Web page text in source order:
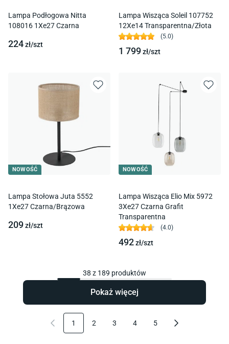
Lampa Podłogowa Nitta
108016 1Xe27 Czarna
224zł/szt
Lampa Wisząca Soleil 107752
12Xe14 Transparentna/Złota
(5.0)
1 799zł/szt
NOWOŚĆ
Lampa Stołowa Juta 5552
1Xe27 Czarna/Brązowa
209zł/szt
NOWOŚĆ
Lampa Wisząca Elio Mix 5972
3Xe27 Czarna Grafit
Transparentna
(4.0)
492zł/szt
38 z 189 produktów
Pokaż więcej
1 2 3 4 5